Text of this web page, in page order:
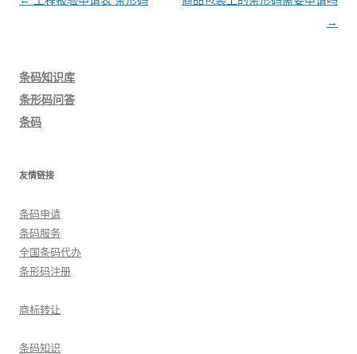
→
条码知识库
条形码问答
条码
友情链接
条码申请
条码服务
全国条码代办
条形码注册
商标转让
条码知识